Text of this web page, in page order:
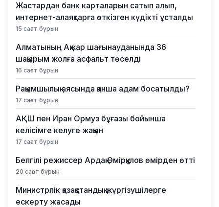
Жастардан банк карталарын сатып алып,
интернет-алаяқтарға өткізген күдікті ұсталды
15 сағат бұрын
Алматының Ақжар шағынауданында 36
шақырым жолға асфальт төселді
16 сағат бұрын
Рақымшылық аясында қанша адам босатылды?
17 сағат бұрын
АҚШ пен Иран Ормуз бұғазы бойынша
келісімге келуге жақын
17 сағат бұрын
Белгілі режиссер Ардақ Әмірқұлов өмірден өтті
20 сағат бұрын
Министрлік қазақстандық жүргізушілерге
ескерту жасады